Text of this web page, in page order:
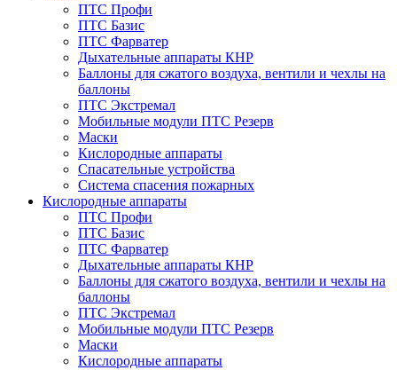
ПТС Профи
ПТС Базис
ПТС Фарватер
Дыхательные аппараты КНР
Баллоны для сжатого воздуха, вентили и чехлы на
баллоны
ПТС Экстремал
Мобильные модули ПТС Резерв
Маски
Кислородные аппараты
Спасательные устройства
Система спасения пожарных
Кислородные аппараты
ПТС Профи
ПТС Базис
ПТС Фарватер
Дыхательные аппараты КНР
Баллоны для сжатого воздуха, вентили и чехлы на
баллоны
ПТС Экстремал
Мобильные модули ПТС Резерв
Маски
Кислородные аппараты